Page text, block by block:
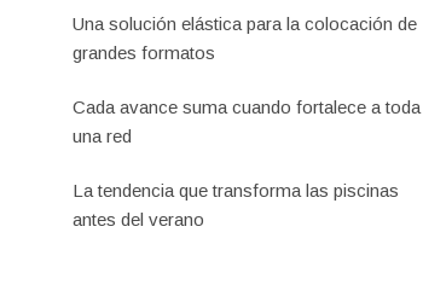
Una solución elástica para la colocación de
grandes formatos
Cada avance suma cuando fortalece a toda
una red
La tendencia que transforma las piscinas
antes del verano